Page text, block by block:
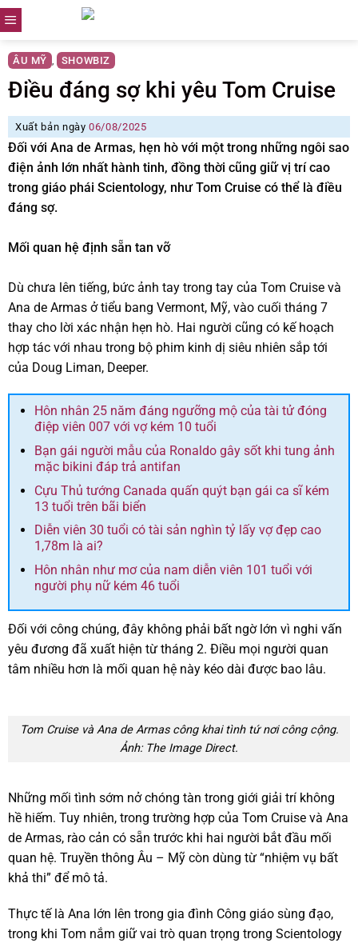
Skip
to
content
ÂU MỸ , SHOWBIZ
Điều đáng sợ khi yêu Tom Cruise
Xuất bản ngày06/08/2025
Đối với Ana de Armas, hẹn hò với một trong những ngôi sao
điện ảnh lớn nhất hành tinh, đồng thời cũng giữ vị trí cao
trong giáo phái Scientology, như Tom Cruise có thể là điều
đáng sợ.
Mối quan hệ định sẵn tan vỡ
Dù chưa lên tiếng, bức ảnh tay trong tay của Tom Cruise và
Ana de Armas ở tiểu bang Vermont, Mỹ, vào cuối tháng 7
thay cho lời xác nhận hẹn hò. Hai người cũng có kế hoạch
hợp tác với nhau trong bộ phim kinh dị siêu nhiên sắp tới
của Doug Liman, Deeper.
Hôn nhân 25 năm đáng ngưỡng mộ của tài tử đóng
điệp viên 007 với vợ kém 10 tuổi
Bạn gái người mẫu của Ronaldo gây sốt khi tung ảnh
mặc bikini đáp trả antifan
Cựu Thủ tướng Canada quấn quýt bạn gái ca sĩ kém
13 tuổi trên bãi biển
Diễn viên 30 tuổi có tài sản nghìn tỷ lấy vợ đẹp cao
1,78m là ai?
Hôn nhân như mơ của nam diễn viên 101 tuổi với
người phụ nữ kém 46 tuổi
Đối với công chúng, đây không phải bất ngờ lớn vì nghi vấn
yêu đương đã xuất hiện từ tháng 2. Điều mọi người quan
tâm nhiều hơn là mối quan hệ này kéo dài được bao lâu.
Tom Cruise và Ana de Armas công khai tình tứ nơi công cộng.
Ảnh: The Image Direct.
Những mối tình sớm nở chóng tàn trong giới giải trí không
hề hiếm. Tuy nhiên, trong trường hợp của Tom Cruise và Ana
de Armas, rào cản có sẵn trước khi hai người bắt đầu mối
quan hệ. Truyền thông Âu – Mỹ còn dùng từ “nhiệm vụ bất
khả thi” để mô tả.
Thực tế là Ana lớn lên trong gia đình Công giáo sùng đạo,
trong khi Tom nắm giữ vai trò quan trọng trong Scientology